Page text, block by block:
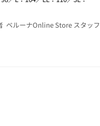
ベルーナOnline Store スタッフ